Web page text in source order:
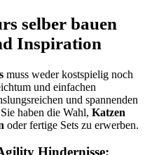
selber bauen
Inspiration
muss weder kostspielig noch
und einfachen
und spannenden
haben die Wahl, Katzen
oder fertige Sets zu erwerben.
Hindernisse: